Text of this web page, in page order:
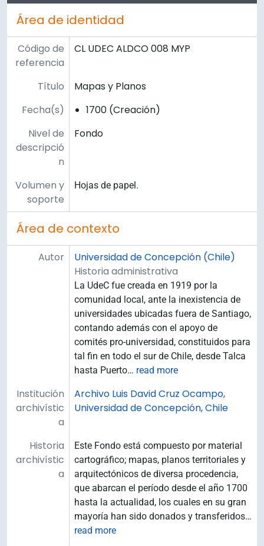
Área de identidad
Código de
referencia
CL UDEC ALDCO 008 MYP
Título
Mapas y Planos
Fecha(s)
1700 (Creación)
Nivel de
descripció
n
Fondo
Volumen y
soporte
Hojas de papel.
Área de contexto
Autor
Universidad de Concepción (Chile)
Historia administrativa
La UdeC fue creada en 1919 por la
comunidad local, ante la inexistencia de
universidades ubicadas fuera de Santiago,
contando además con el apoyo de
comités pro-universidad, constituidos para
tal fin en todo el sur de Chile, desde Talca
hasta Puerto… read more
Institución
archivístic
a
Archivo Luis David Cruz Ocampo,
Universidad de Concepción, Chile
Historia
archivístic
a
Este Fondo está compuesto por material
cartográfico; mapas, planos territoriales y
arquitectónicos de diversa procedencia,
que abarcan el período desde el año 1700
hasta la actualidad, los cuales en su gran
mayoría han sido donados y transferidos…
read more